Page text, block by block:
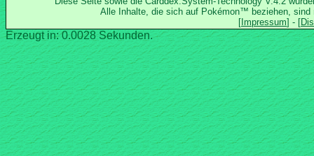
Alle Inhalte, die sich auf Pokémon™ beziehen, sind
Erzeugt in: 0.0028 Sekunden.